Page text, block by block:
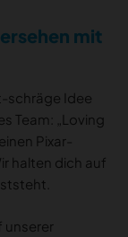
mit
schräge Idee
Team: „Loving
Pixar-
halten dich auf
unserer